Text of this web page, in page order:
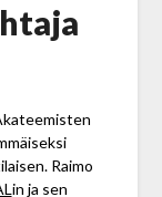
Raimo
in ja sen